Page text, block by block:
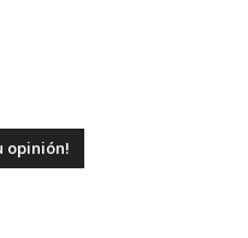
opinión!